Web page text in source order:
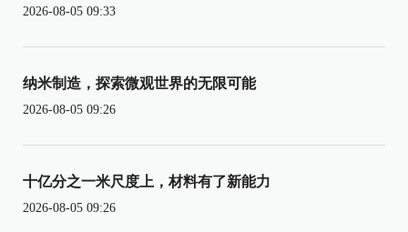
2026-08-05 09:33
纳米制造，探索微观世界的无限可能
2026-08-05 09:26
十亿分之一米尺度上，材料有了新能力
2026-08-05 09:26